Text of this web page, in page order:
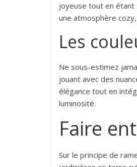
joyeuse tout en étant
une atmosphère
Les
Ne sous-estimez
jouant avec des
élégance tout en
luminosité.
Faire
Sur le principe de